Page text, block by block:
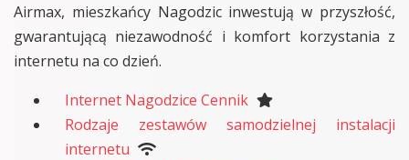
Airmax, mieszkańcy Nagodzic inwestują w przyszłość,
gwarantującą niezawodność i komfort korzystania z
internetu na co dzień.
Internet Nagodzice Cennik
Rodzaje zestawów samodzielnej instalacji
internetu